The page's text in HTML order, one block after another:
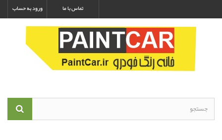
ورود به حساب تماس با ما